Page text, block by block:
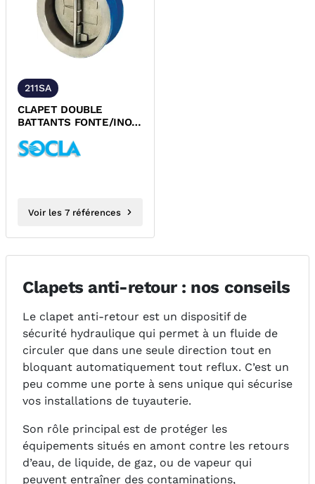
211SA
CLAPET DOUBLE
BATTANTS FONTE/INOX
Voir les 7 références
Clapets anti-retour : nos conseils
Le clapet anti-retour est un dispositif de
sécurité hydraulique qui permet à un fluide de
circuler que dans une seule direction tout en
bloquant automatiquement tout reflux. C’est un
peu comme une porte à sens unique qui sécurise
vos installations de tuyauterie.
Son rôle principal est de protéger les
équipements situés en amont contre les retours
d’eau, de liquide, de gaz, ou de vapeur qui
peuvent entraîner des contaminations,